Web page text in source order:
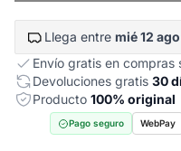
Llega entre mié 12 ago
Envío gratis en compras
Devoluciones gratis 30
Producto 100% original
Pago seguro WebPay